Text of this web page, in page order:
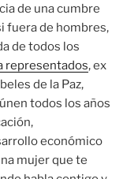
de una cumbre
fuera de hombres,
de todos los
representados, ex
de la Paz,
todos los años
económico
mujer que te